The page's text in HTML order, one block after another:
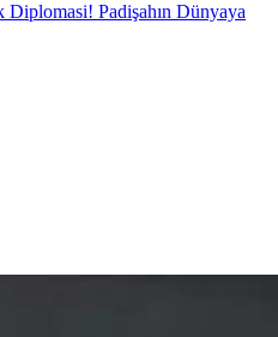
Padişahın Dünyaya